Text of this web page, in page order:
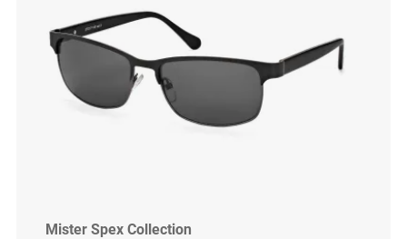
Mister Spex Collection